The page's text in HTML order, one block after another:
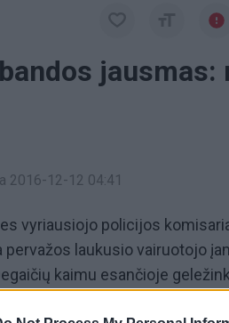
jausmas:
2016-12-12 04:41
vyriausiojo policijos
laukusio vairuotojo
kaimu esančioje
Kelių policijos skyrių